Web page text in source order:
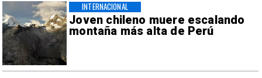
Joven chileno muere escalando
montaña más alta de Perú
INTERNACIONAL